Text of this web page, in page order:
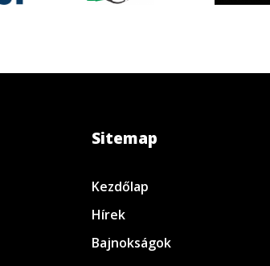
Sitemap
Kezdőlap
Hírek
Bajnokságok